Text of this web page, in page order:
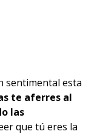
sentimental esta
te aferres al
las
que tú eres la